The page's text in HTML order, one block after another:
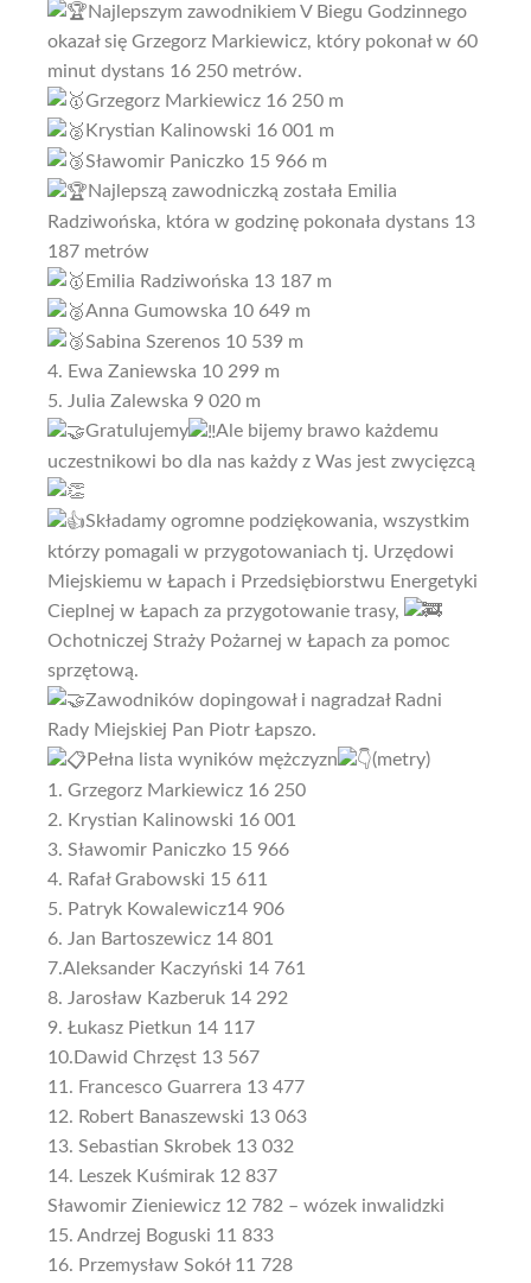
Najlepszym zawodnikiem V Biegu Godzinnego
okazał się Grzegorz Markiewicz, który pokonał w 60
minut dystans 16 250 metrów.
Grzegorz Markiewicz 16 250 m
Krystian Kalinowski 16 001 m
Sławomir Paniczko 15 966 m
Najlepszą zawodniczką została Emilia
Radziwońska, która w godzinę pokonała dystans 13
187 metrów
Emilia Radziwońska 13 187 m
Anna Gumowska 10 649 m
Sabina Szerenos 10 539 m
4. Ewa Zaniewska 10 299 m
5. Julia Zalewska 9 020 m
Gratulujemy
Ale bijemy brawo każdemu
uczestnikowi bo dla nas każdy z Was jest zwycięzcą
Składamy ogromne podziękowania, wszystkim
którzy pomagali w przygotowaniach tj. Urzędowi
Miejskiemu w Łapach i Przedsiębiorstwu Energetyki
Cieplnej w Łapach za przygotowanie trasy,
Ochotniczej Straży Pożarnej w Łapach za pomoc
sprzętową.
Zawodników dopingował i nagradzał Radni
Rady Miejskiej Pan Piotr Łapszo.
Pełna lista wyników mężczyzn
(metry)
1. Grzegorz Markiewicz 16 250
2. Krystian Kalinowski 16 001
3. Sławomir Paniczko 15 966
4. Rafał Grabowski 15 611
5. Patryk Kowalewicz14 906
6. Jan Bartoszewicz 14 801
7.Aleksander Kaczyński 14 761
8. Jarosław Kazberuk 14 292
9. Łukasz Pietkun 14 117
10.Dawid Chrzęst 13 567
11. Francesco Guarrera 13 477
12. Robert Banaszewski 13 063
13. Sebastian Skrobek 13 032
14. Leszek Kuśmirak 12 837
Sławomir Zieniewicz 12 782 – wózek inwalidzki
15. Andrzej Boguski 11 833
16. Przemysław Sokół 11 728